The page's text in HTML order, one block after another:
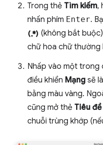
Trong thẻ Tìm kiếm,
nhấn phím Enter.
regular_expression (không bắt
chữ hoa chữ thường
Nhấp vào một trong
điều khiển Mạng sẽ
bằng màu vàng.
cũng mở thẻ Tiêu đề
chuỗi trùng khớp